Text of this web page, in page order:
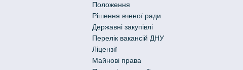
Положення
Рішення вченої ради
Державні закупівлі
Перелік вакансій ДНУ
Ліцензії
Майнові права